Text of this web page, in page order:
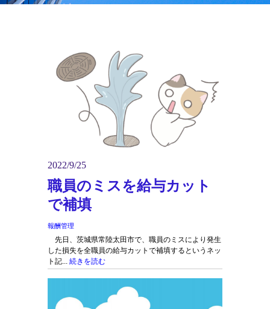
2022/9/25
職員のミスを給与カット
で補填
報酬管理
先日、茨城県常陸太田市で、職員のミスにより発生
した損失を全職員の給与カットで補填するというネッ
ト記... 続きを読む